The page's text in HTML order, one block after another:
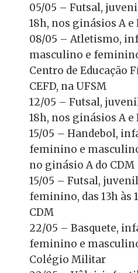
05/05 – Futsal,
18h, nos ginásios A e
08/05 – Atletismo,
masculino e
Centro de Educação
CEFD, na UFSM
12/05 – Futsal,
18h, nos ginásios A e
15/05 – Handebol,
feminino e
no ginásio A do CDM
15/05 – Futsal,
feminino, das 13h às
CDM
22/05 – Basquete,
feminino e
Colégio Militar